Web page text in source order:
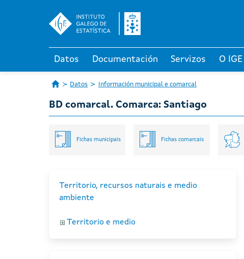
Datos Documentación Servizos O IGE
Datos Información municipal e comarcal
BD comarcal. Comarca: Santiago
Fichas municipais Fichas comarcais
Territorio, recursos naturais e medio
ambiente
Territorio e medio